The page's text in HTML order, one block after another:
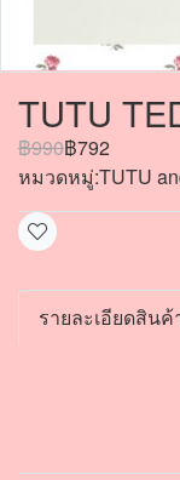
TUTU
฿990฿792
หมวดหมู่:TUTU
รายละเอียดสินค้